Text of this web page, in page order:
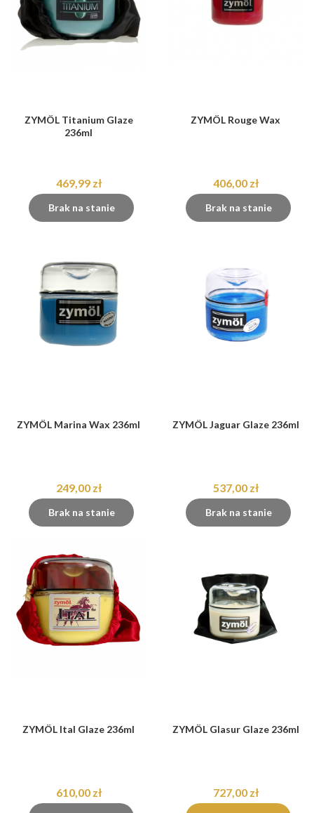
ZYMÖL Titanium Glaze
236ml
469,99 zł
Brak na stanie
ZYMÖL Rouge Wax
406,00 zł
Brak na stanie
ZYMÖL Marina Wax 236ml
249,00 zł
Brak na stanie
ZYMÖL Jaguar Glaze 236ml
537,00 zł
Brak na stanie
ZYMÖL Ital Glaze 236ml
610,00 zł
ZYMÖL Glasur Glaze 236ml
727,00 zł